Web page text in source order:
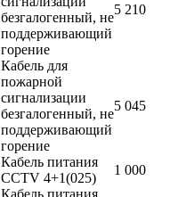
безгалогенный, не
поддерживающий
горение
5 210
Кабель для
пожарной
сигнализации
безгалогенный, не
поддерживающий
горение
5 045
Кабель питания
CCTV 4+1(025)
1 000